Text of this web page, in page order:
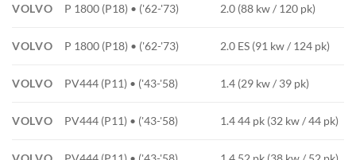
VOLVO P 1800 (P18) • ('62-'73) 2.0 (88 kw / 120 pk)
VOLVO P 1800 (P18) • ('62-'73) 2.0 ES (91 kw / 124 pk)
VOLVO PV444 (P11) • ('43-'58) 1.4 (29 kw / 39 pk)
VOLVO PV444 (P11) • ('43-'58) 1.4 44 pk (32 kw / 44 pk)